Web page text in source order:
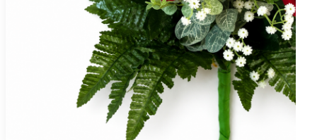
Fiori in Tessuto
Fiori in Vetroresina
STABILIZZATE
NATALE
Natale Alberelli
Natale palline
Natale fiocchi
Natale centrotavola